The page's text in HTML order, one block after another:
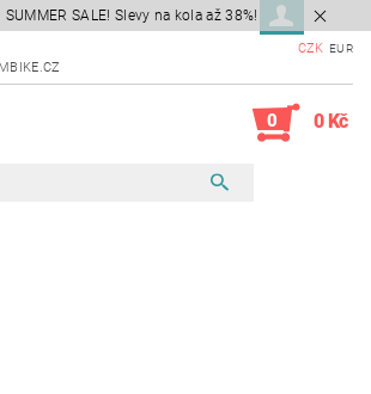
SALE! Slevy na kola až 38%!
CZK EUR
0 0 Kč